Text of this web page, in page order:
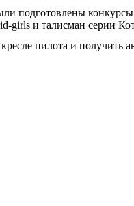
подготовлены
girls и талисман серии
пилота и получить